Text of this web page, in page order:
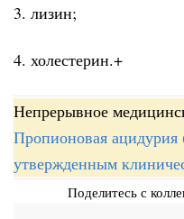
3. лизин;
4. холестерин.+
Непрерывное
Пропионовая
утвержденным
Поделитесь с